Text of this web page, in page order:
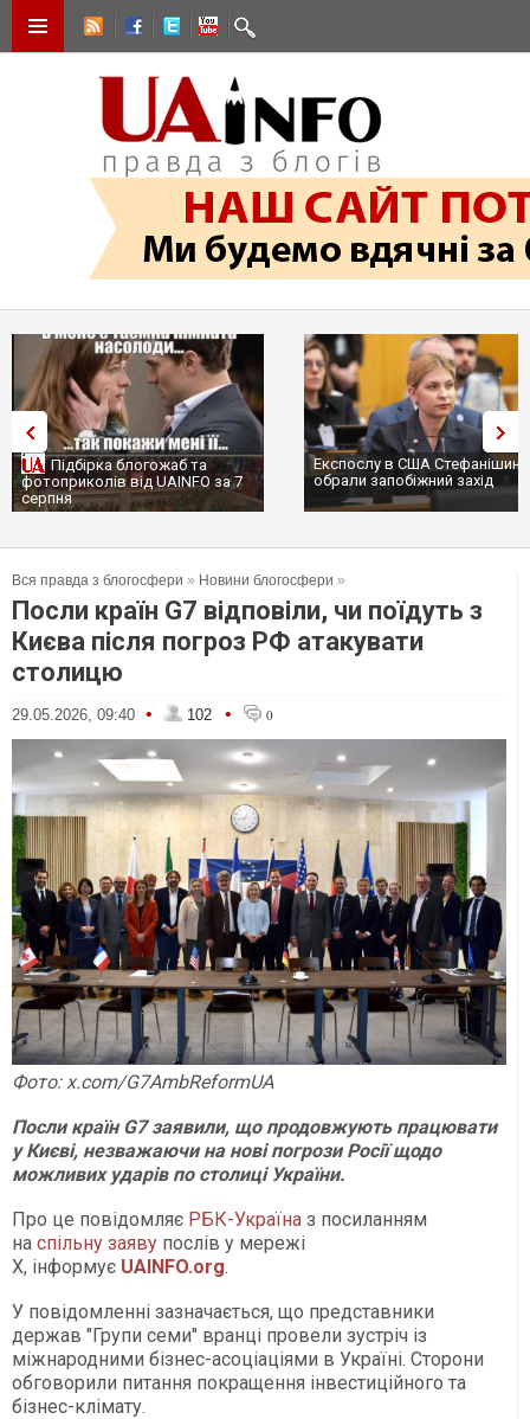
Підбірка блогожаб та
фотоприколів від UAINFO за 7
серпня
Експослу в США
обрали запобіжний захід
Вся правда з блогосфери » Новини блогосфери »
Посли країн G7 відповіли, чи поїдуть з
Києва після погроз РФ атакувати
столицю
29.05.2026, 09:40 • 102 • 0
Фото: x.com/G7AmbReformUA
Посли країн G7 заявили, що продовжують працювати
у Києві, незважаючи на нові погрози Росії щодо
можливих ударів по столиці України.
Про це повідомляє РБК-Україна з посиланням
на спільну заяву послів у мережі
Х, інформує UAINFO.org.
У повідомленні зазначається, що представники
держав "Групи семи" вранці провели зустріч із
міжнародними бізнес-асоціаціями в Україні. Сторони
обговорили питання покращення інвестиційного та
бізнес-клімату.